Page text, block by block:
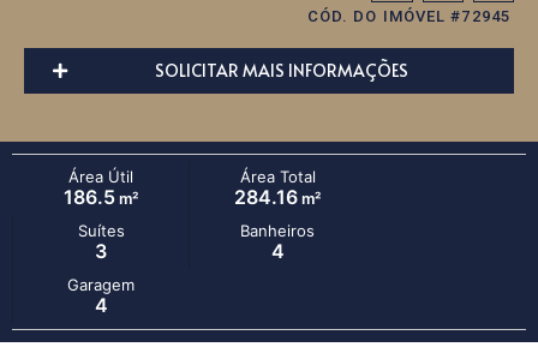
CÓD. DO IMÓVEL #72945
SOLICITAR MAIS INFORMAÇÕES
Área Útil
186.5m²
Área Total
284.16 m²
Suítes
3
Banheiros
4
Garagem
4